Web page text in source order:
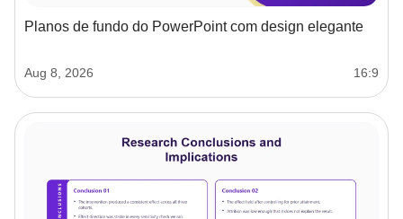
Planos de fundo do PowerPoint com design elegante
Aug 8, 2026 16:9